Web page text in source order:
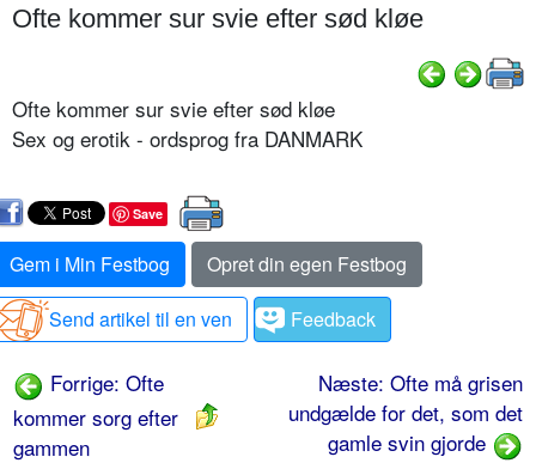
Ofte kommer sur svie efter sød kløe
Ofte kommer sur svie efter sød kløe
Sex og erotik - ordsprog fra DANMARK
Save
Gem i Min Festbog
Opret din egen Festbog
Send artikel til en ven
Feedback
Forrige: Ofte
kommer sorg efter
gammen
Næste: Ofte må grisen
undgælde for det, som det
gamle svin gjorde